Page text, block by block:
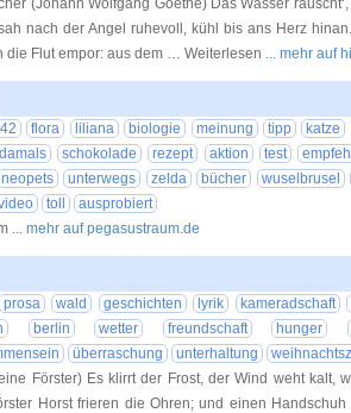
(Johann Wolfgang Goethe) Das Wasser
nach der Angel ruhevoll, kühl bis ans Herz
die Flut empor: aus dem … Weiterlesen ... mehr auf
flora liliana biologie meinung tipp
katze
damals schokolade rezept aktion test
neopets unterwegs zelda bücher
wuselbrusel
toll
ausprobiert
... mehr auf pegasustraum.de
prosa wald geschichten lyrik
kameradschaft
berlin wetter freundschaft
hunger
überraschung unterhaltung
Förster) Es klirrt der Frost, der Wind weht kalt,
Horst frieren die Ohren; und einen